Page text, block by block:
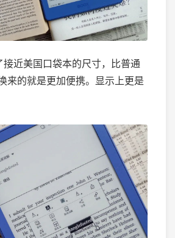
近美国口袋本的尺寸，比普通
来的就是更加便携。显示上更是